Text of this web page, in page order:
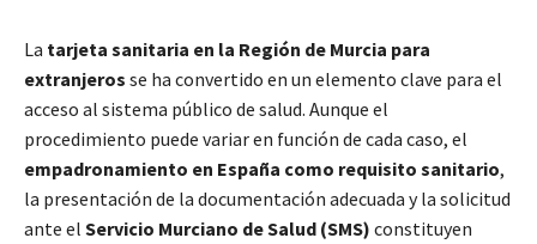
La tarjeta sanitaria en la Región de Murcia para
extranjeros se ha convertido en un elemento clave para el
acceso al sistema público de salud. Aunque el
procedimiento puede variar en función de cada caso, el
empadronamiento en España como requisito sanitario,
la presentación de la documentación adecuada y la solicitud
ante el Servicio Murciano de Salud (SMS) constituyen